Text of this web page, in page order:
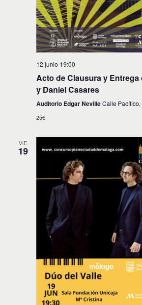
12 junio-19:00
Acto de Clausura y Entrega
y Daniel Casares
Auditorio Edgar NevilleCalle
25€
VIE
19